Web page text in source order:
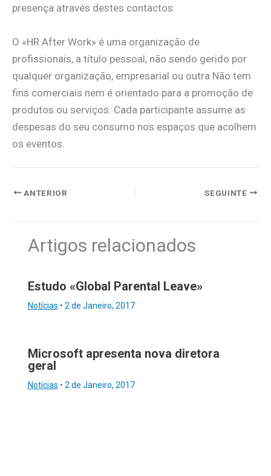
presença através destes contactos.
O «HR After Work» é uma organização de
profissionais, a título pessoal, não sendo gerido por
qualquer organização, empresarial ou outra Não tem
fins comerciais nem é orientado para a promoção de
produtos ou serviços. Cada participante assume as
despesas do seu consumo nos espaços que acolhem
os eventos.
ANTERIOR SEGUINTE
Artigos relacionados
Estudo «Global Parental Leave»
Notícias • 2 de Janeiro, 2017
Microsoft apresenta nova diretora
geral
Notícias • 2 de Janeiro, 2017